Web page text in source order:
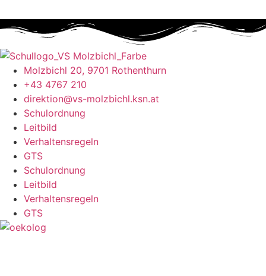
Molzbichl 20, 9701 Rothenthurn
+43 4767 210
direktion@vs-molzbichl.ksn.at
Schulordnung
Leitbild
Verhaltensregeln
GTS
Schulordnung
Leitbild
Verhaltensregeln
GTS